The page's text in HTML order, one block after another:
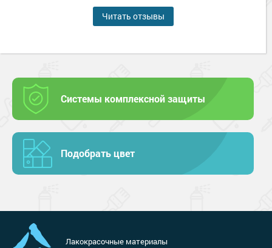
Читать отзывы
Системы комплексной защиты
Подобрать цвет
Лакокрасочные материалы